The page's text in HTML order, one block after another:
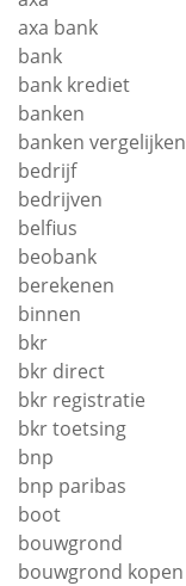
axa bank
bank
bank krediet
banken
banken vergelijken
bedrijf
bedrijven
belfius
beobank
berekenen
binnen
bkr
bkr direct
bkr registratie
bkr toetsing
bnp
bnp paribas
boot
bouwgrond
bouwgrond kopen